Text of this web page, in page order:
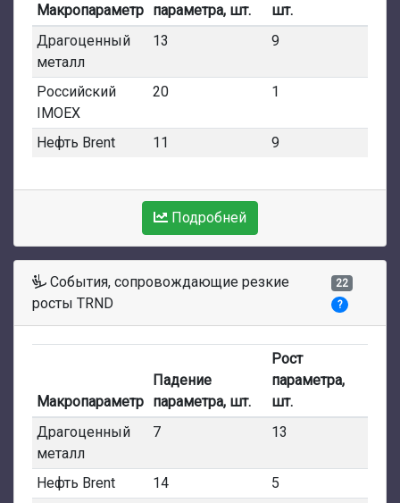
Макропараметр параметра, шт.
шт.
Драгоценный
металл
13 9
Российский
IMOEX
20 1
Нефть Brent 11 9
Подробней
События, сопровождающие резкие
росты TRND
22
?
Макропараметр
Падение
параметра, шт.
Рост
параметра,
шт.
Драгоценный
металл
7 13
Нефть Brent 14
5